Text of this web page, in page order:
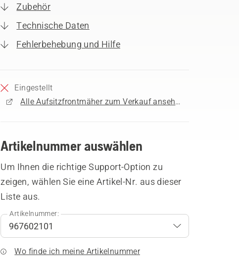
Zubehör
Technische Daten
Fehlerbehebung und Hilfe
Eingestellt
Alle Aufsitzfrontmäher zum Verkauf ansehen
Artikelnummer auswählen
Um Ihnen die richtige Support-Option zu
zeigen, wählen Sie eine Artikel-Nr. aus dieser
Liste aus.
Artikelnummer:
Wo finde ich meine Artikelnummer